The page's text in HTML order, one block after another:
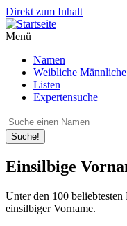
Direkt zum Inhalt
Menü
Namen
Weibliche Männliche
Listen
Expertensuche
Suche!
Einsilbige
Unter den 100
einsilbiger Vorname.